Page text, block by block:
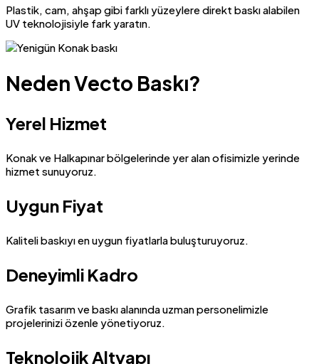
Plastik, cam, ahşap gibi farklı yüzeylere direkt baskı alabilen
UV teknolojisiyle fark yaratın.
Neden Vecto Baskı?
Yerel Hizmet
Konak ve Halkapınar bölgelerinde yer alan ofisimizle yerinde
hizmet sunuyoruz.
Uygun Fiyat
Kaliteli baskıyı en uygun fiyatlarla buluşturuyoruz.
Deneyimli Kadro
Grafik tasarım ve baskı alanında uzman personelimizle
projelerinizi özenle yönetiyoruz.
Teknolojik Altyapı